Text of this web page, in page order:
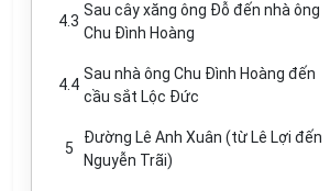
4.3
Sau cây xăng ông Đỗ đến nhà ông
Chu Đình Hoàng
4.4
Sau nhà ông Chu Đình Hoàng đến
cầu sắt Lộc Đức
5
Đường Lê Anh Xuân (từ Lê Lợi đến
Nguyễn Trãi)